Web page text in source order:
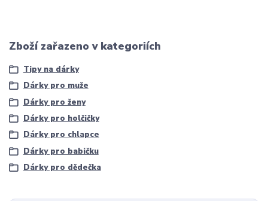
Zboží zařazeno v kategoriích
Tipy na dárky
Dárky pro muže
Dárky pro ženy
Dárky pro holčičky
Dárky pro chlapce
Dárky pro babičku
Dárky pro dědečka